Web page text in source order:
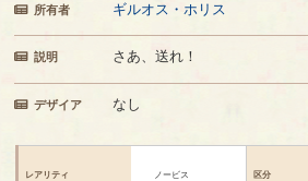
所有者 ギルオス・ホリス
説明 さあ、送れ！
デザイア なし
レアリティ ノービス 区分